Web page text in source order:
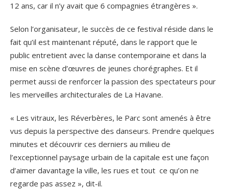
12 ans, car il n’y avait que 6 compagnies étrangères ».
Selon l’organisateur, le succès de ce festival réside dans le
fait qu’il est maintenant réputé, dans le rapport que le
public entretient avec la danse contemporaine et dans la
mise en scène d’œuvres de jeunes chorégraphes. Et il
permet aussi de renforcer la passion des spectateurs pour
les merveilles architecturales de La Havane.
« Les vitraux, les Réverbères, le Parc sont amenés à être
vus depuis la perspective des danseurs. Prendre quelques
minutes et découvrir ces derniers au milieu de
l’exceptionnel paysage urbain de la capitale est une façon
d’aimer davantage la ville, les rues et tout ce qu’on ne
regarde pas assez », dit-il.